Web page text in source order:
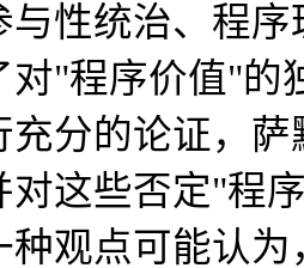
与性统治、程
对"程序价值"的
充分的论证，
对这些否定"程
种观点可能认